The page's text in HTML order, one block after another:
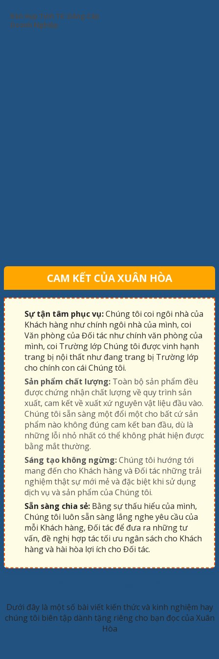
Bàn Họp Tinh Tế: Đẳng Cấp
Doanh Nghiệp
CAM KẾT CỦA XUÂN HÒA
Sự tận tâm phục vụ:Chúng tôi coi ngôi nhà của
Khách hàng như chính ngôi nhà của mình, coi
Văn phòng của Đối tác như chính văn phòng của
mình, coi Trường lớp Chúng tôi được vinh hạnh
trang bị nội thất như đang trang bị Trường lớp
cho chính con cái Chúng tôi.
Sản phẩm chất lượng: Toàn bộ sản phẩm đều
được chứng nhận chất lượng về quy trình sản
xuất, cam kết về xuất xứ nguyên vật liệu đầu vào.
Chúng tôi sẵn sàng một đổi một cho bất cứ sản
phẩm nào không đúng cam kết ban đầu, dù là
những lỗi nhỏ nhất có thể không phát hiện được
bằng mắt thường.
Sáng tạo không ngừng:Chúng tôi hướng tới
mang đến cho Khách hàng và Đối tác những trải
nghiệm thật sự mới mẻ và đặc biệt khi sử dụng
dịch vụ và sản phẩm của Chúng tôi.
Sẵn sàng chia sẻ: Bằng sự thấu hiểu của mình,
Chúng tôi luôn sẵn sàng lắng nghe yêu cầu của
mỗi Khách hàng, Đối tác để đưa ra những tư
vấn, đề nghị hợp tác tối ưu ngân sách cho Khách
hàng và hài hòa lợi ích cho Đối tác.
Dưới đây là một số bài viết kiến thức và kinh nghiệm hay
chúng tôi biên tập dành tặng riêng cho bạn đọc của Xuân
Hòa